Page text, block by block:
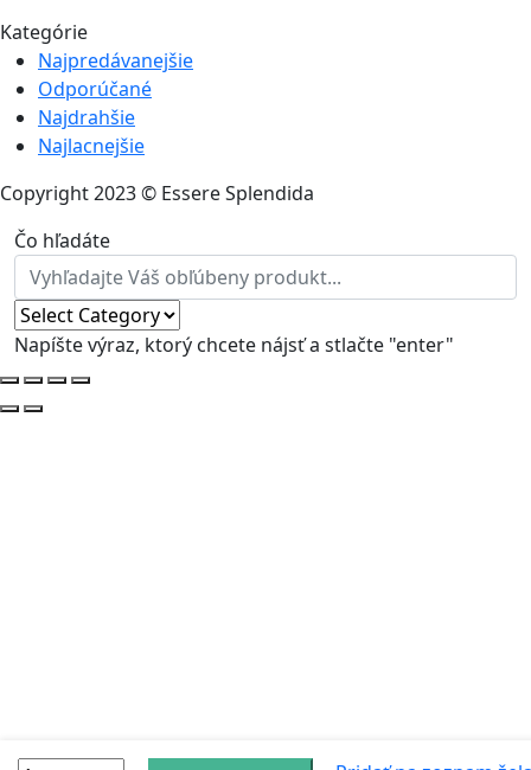
Kategórie
Najpredávanejšie
Odporúčané
Najdrahšie
Najlacnejšie
Copyright 2023 © Essere Splendida
Čo hľadáte
Napíšte výraz, ktorý chcete nájsť a stlačte "enter"